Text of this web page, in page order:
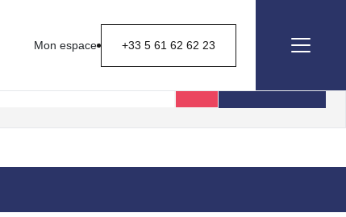
Mon espace +33 5 61 62 62 23